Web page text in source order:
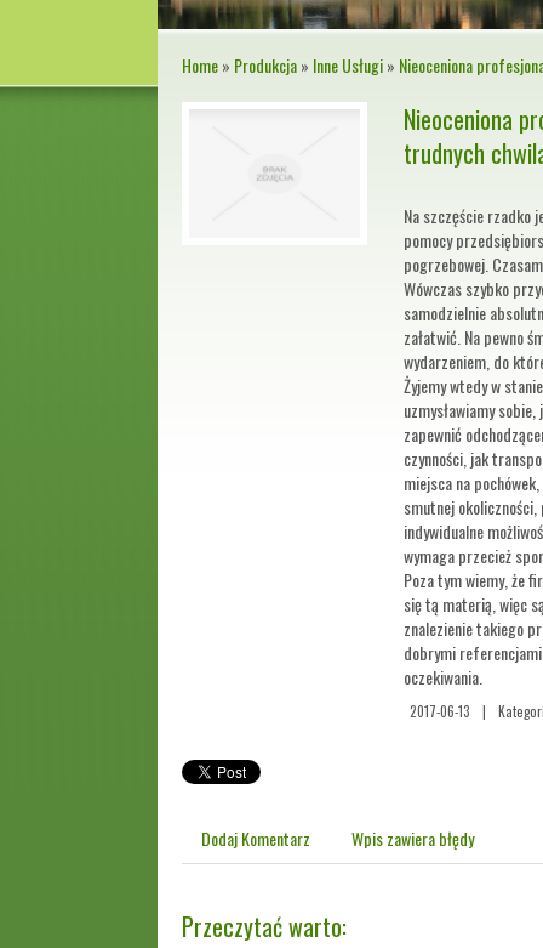
Home» Produkcja» Inne Usługi» Nieoceniona
Nieoceniona
trudnych
Na szczęście rzadko
pomocy
pogrzebowej.
Wówczas szybko
samodzielnie
załatwić. Na pewno
wydarzeniem, do
Żyjemy wtedy w
uzmysławiamy
zapewnić
czynności, jak
miejsca na
smutnej
indywidualne
wymaga przecież
Poza tym wiemy, że
się tą materią, więc
znalezienie takiego
dobrymi
oczekiwania.
2017-06-13 |
Dodaj Komentarz Wpis zawiera błędy
Przeczytać warto: